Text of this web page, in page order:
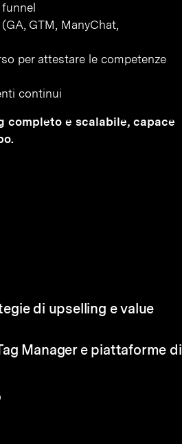
GTM, ManyChat,
per attestare le competenze
continui
completo e scalabile, capace
di upselling e value
Manager e piattaforme di